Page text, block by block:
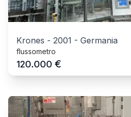
Krones - 2001 - Germania
flussometro
120.000 €